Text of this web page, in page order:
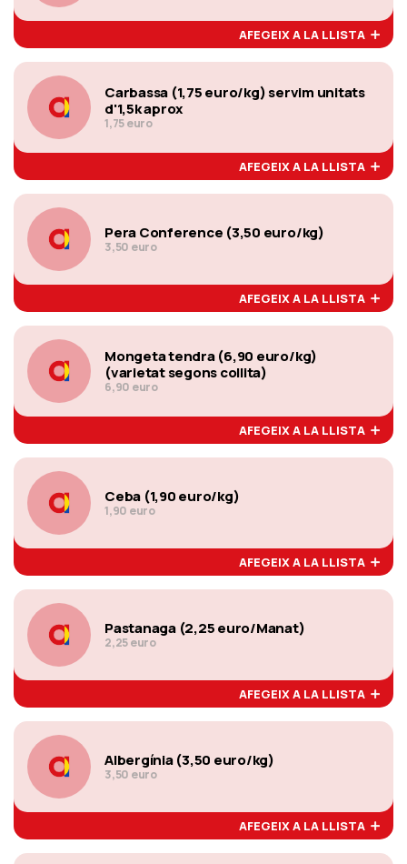
AFEGEIX A LA LLISTA
Carbassa (1,75 euro/kg) servim unitats
d'1,5k aprox
1,75 euro
AFEGEIX A LA LLISTA
Pera Conference (3,50 euro/kg)
3,50 euro
AFEGEIX A LA LLISTA
Mongeta tendra (6,90 euro/kg)
(varietat segons collita)
6,90 euro
AFEGEIX A LA LLISTA
Ceba (1,90 euro/kg)
1,90 euro
AFEGEIX A LA LLISTA
Pastanaga (2,25 euro/Manat)
2,25 euro
AFEGEIX A LA LLISTA
Albergínia (3,50 euro/kg)
3,50 euro
AFEGEIX A LA LLISTA